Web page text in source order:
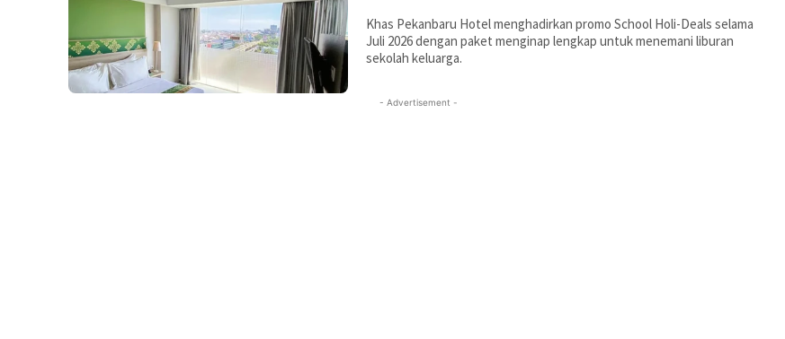
Khas Pekanbaru Hotel menghadirkan promo School Holi-Deals selama
Juli 2026 dengan paket menginap lengkap untuk menemani liburan
sekolah keluarga.
- Advertisement -